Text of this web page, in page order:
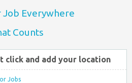
Job Everywhere
Counts
click and add your location
Jobs